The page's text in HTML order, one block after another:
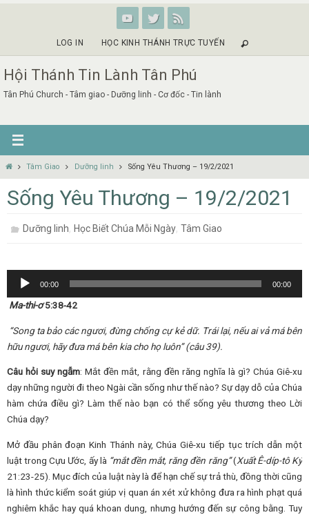
LOG IN HỌC KINH THÁNH TRỰC TUYẾN
Hội Thánh Tin Lành Tân Phú
Tân Phú Church - Tâm giao - Dưỡng linh - Cơ đốc - Tin lành
HomeTâm Giao Dưỡng linh Sống Yêu Thương – 19/2/2021
Sống Yêu Thương – 19/2/2021
Dưỡng linh,Học Biết Chúa Mỗi Ngày,Tâm Giao
Audio
00:00 00:00
Ma-thi-ơ5:38-42
“Song ta bảo các ngươi, đừng chống cự kẻ dữ. Trái lại, nếu ai vả má bên
hữu ngươi, hãy đưa má bên kia cho họ luôn” (câu 39).
Câu hỏi suy ngẫm: Mắt đền mắt, rằng đền răng nghĩa là gì? Chúa Giê-xu
dạy những người đi theo Ngài cần sống như thế nào? Sự dạy dỗ của Chúa
hàm chứa điều gì? Làm thế nào bạn có thể sống yêu thương theo Lời
Chúa dạy?
Mở đầu phân đoạn Kinh Thánh này, Chúa Giê-xu tiếp tục trích dẫn một
luật trong Cựu Ước, ấy là “mắt đền mắt, răng đền răng”(Xuất Ê-díp-tô Ký
21:23-25). Mục đích của luật này là để hạn chế sự trả thù, đồng thời cũng
là hình thức kiểm soát giúp vị quan án xét xử không đưa ra hình phạt quá
nghiêm khắc hay quá khoan dung, nhưng hướng đến sự công bằng. Tuy